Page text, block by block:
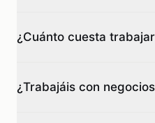
negocio y el sistema crece
¿Cuánto cuesta
que sea accesible: hay
¿Trabajáis con